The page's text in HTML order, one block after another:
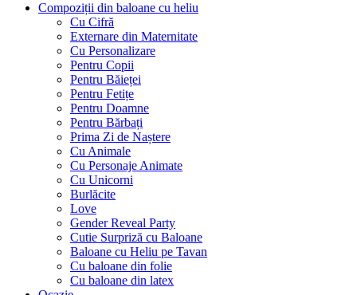
Compoziții din baloane cu heliu
Cu Cifră
Externare din Maternitate
Cu Personalizare
Pentru Copii
Pentru Băieței
Pentru Fetițe
Pentru Doamne
Pentru Bărbați
Prima Zi de Naștere
Cu Animale
Cu Personaje Animate
Cu Unicorni
Burlăcite
Love
Gender Reveal Party
Cutie Surpriză cu Baloane
Baloane cu Heliu pe Tavan
Cu baloane din folie
Cu baloane din latex